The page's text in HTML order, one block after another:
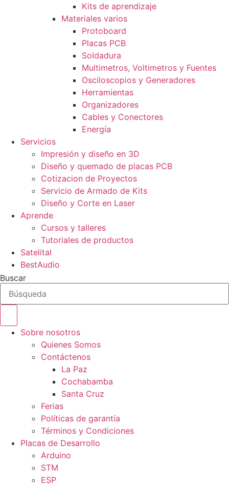
Kits de aprendizaje
Materiales varios
Protoboard
Placas PCB
Soldadura
Multimetros, Voltimetros y Fuentes
Osciloscopios y Generadores
Herramientas
Organizadores
Cables y Conectores
Energía
Servicios
Impresión y diseño en 3D
Diseño y quemado de placas PCB
Cotizacion de Proyectos
Servicio de Armado de Kits
Diseño y Corte en Laser
Aprende
Cursos y talleres
Tutoriales de productos
Satelital
BestAudio
Buscar
Sobre nosotros
Quienes Somos
Contáctenos
La Paz
Cochabamba
Santa Cruz
Ferias
Políticas de garantía
Términos y Condiciones
Placas de Desarrollo
Arduino
STM
ESP